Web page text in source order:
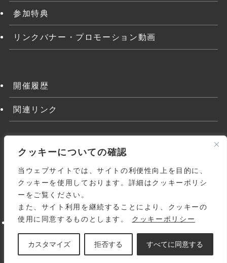
クッキーについての確認
当ウェブサイトでは、サイトの利便性向上を目的に、
クッキーを使用しております。詳細はクッキーポリシ
ーをご覧ください。
また、サイト利用を継続することにより、クッキーの
使用に同意するものとします。
クッキーポリシー
カスタマイズ 拒否する すべてに同意する
参加特典
リンクバナー・プロモーション動画
開催履歴
関連リンク
よくある質問 関連リンク
利用規約
個人情報の取り扱いについて
サイトマップ お問い合わせ
© 1998-2026 Japanese Homoeopathic Medical